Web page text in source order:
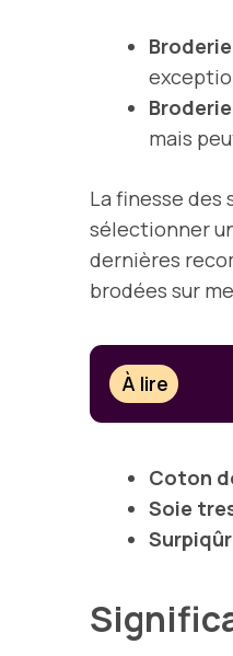
mais
La finesse
sélectionner
dernières
brodées sur
À lire
Coton
Soie